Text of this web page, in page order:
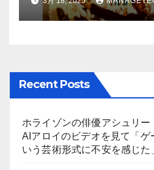
ーが歓喜
Recent Posts
ホライゾンの俳優アシュリ
AIアロイのビデオを見て「ゲ
いう芸術形式に不安を感じた